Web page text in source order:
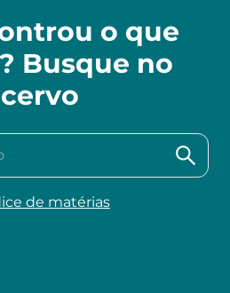
o que
Busque no
de matérias